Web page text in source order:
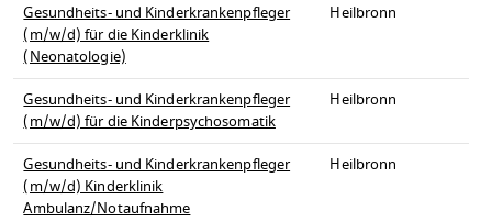
Gesundheits- und Kinderkrankenpfleger
(m/w/d) für die Kinderklinik
(Neonatologie)
Heilbronn
Gesundheits- und Kinderkrankenpfleger
(m/w/d) für die Kinderpsychosomatik
Heilbronn
Gesundheits- und Kinderkrankenpfleger
(m/w/d) Kinderklinik
Ambulanz/Notaufnahme
Heilbronn